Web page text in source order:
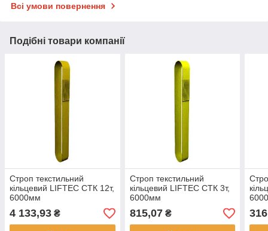
Всі умови повернення
Подібні товари компанії
Строп текстильний
кільцевий LIFTEC СТК 12т,
6000мм
4 133,93 ₴
Строп текстильний
кільцевий LIFTEC СТК 3т,
6000мм
815,07₴